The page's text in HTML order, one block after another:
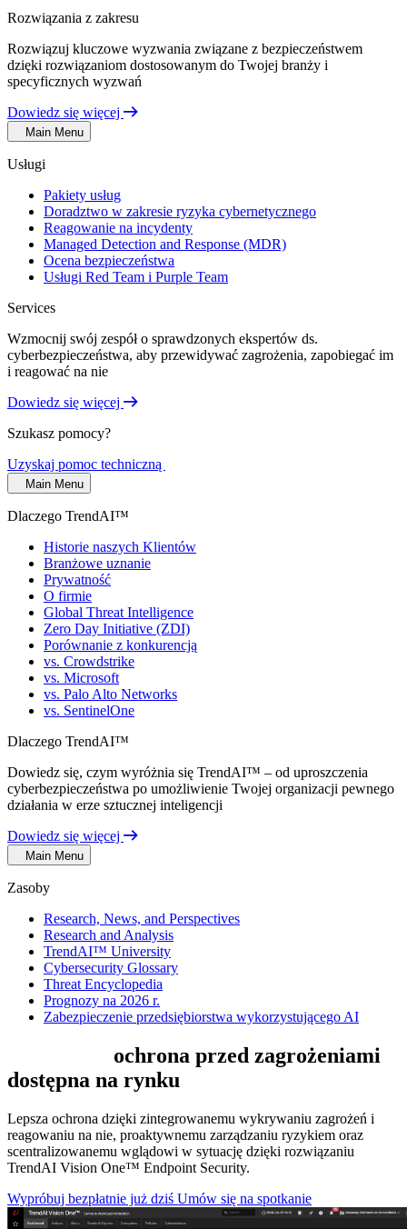
Rozwiązania z zakresu
Rozwiązuj kluczowe wyzwania związane z bezpieczeństwem
dzięki rozwiązaniom dostosowanym do Twojej branży i
specyficznych wyzwań
Dowiedz się więcej
Main Menu
Usługi
Pakiety usług
Doradztwo w zakresie ryzyka cybernetycznego
Reagowanie na incydenty
Managed Detection and Response (MDR)
Ocena bezpieczeństwa
Usługi Red Team i Purple Team
Services
Wzmocnij swój zespół o sprawdzonych ekspertów ds.
cyberbezpieczeństwa, aby przewidywać zagrożenia, zapobiegać im
i reagować na nie
Dowiedz się więcej
Szukasz pomocy?
Uzyskaj pomoc techniczną
Main Menu
Dlaczego TrendAI™
Historie naszych Klientów
Branżowe uznanie
Prywatność
O firmie
Global Threat Intelligence
Zero Day Initiative (ZDI)
Porównanie z konkurencją
vs. Crowdstrike
vs. Microsoft
vs. Palo Alto Networks
vs. SentinelOne
Dlaczego TrendAI™
Dowiedz się, czym wyróżnia się TrendAI™ – od uproszczenia
cyberbezpieczeństwa po umożliwienie Twojej organizacji pewnego
działania w erze sztucznej inteligencji
Dowiedz się więcej
Main Menu
Zasoby
Research, News, and Perspectives
Research and Analysis
TrendAI™ University
Cybersecurity Glossary
Threat Encyclopedia
Prognozy na 2026 r.
Zabezpieczenie przedsiębiorstwa wykorzystującego AI
ochrona przed zagrożeniami
dostępna na rynku
Lepsza ochrona dzięki zintegrowanemu wykrywaniu zagrożeń i
reagowaniu na nie, proaktywnemu zarządzaniu ryzykiem oraz
scentralizowanemu wglądowi w sytuację dzięki rozwiązaniu
TrendAI Vision One™ Endpoint Security.
Wypróbuj bezpłatnie już dziś Umów się na spotkanie